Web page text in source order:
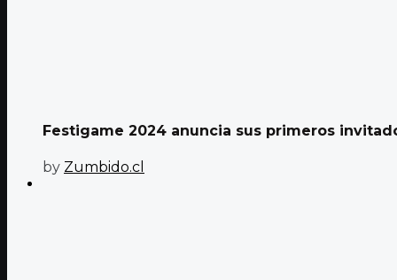
Festigame 2024 anuncia sus primeros
by Zumbido.cl